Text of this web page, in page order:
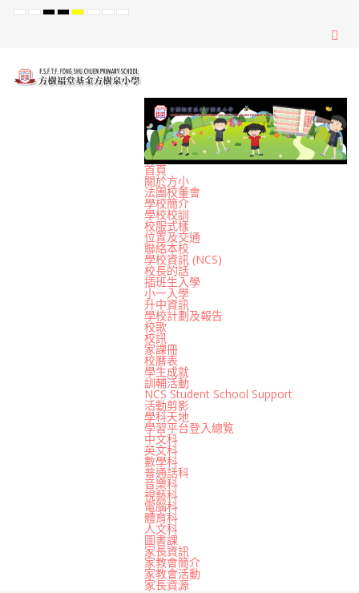
Default
NightHighHighHighSetSetSet
首頁
關於方小
法團校董會
學校簡介
學校校訓
校服式樣
位置及交通
聯絡本校
學校資訊 (NCS)
校長的話
插班生入學
小一入學
升中資訊
學校計劃及報告
校歌
校訊
家課冊
校曆表
學生成就
訓輔活動
NCS Student School Support
活動剪影
學科天地
學習平台登入總覧
中文科
英文科
數學科
普通話科
音樂科
視藝科
電腦科
體育科
人文科
圖書課
家長資訊
家教會簡介
家教會活動
家長資源